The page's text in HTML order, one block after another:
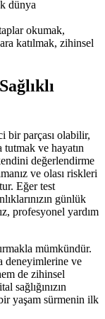
dünya
okumak,
katılmak, zihinsel
bir parçası olabilir,
ve hayatın
değerlendirme
ve olası riskleri
Eğer test
günlük
profesyonel yardım
mümkündür.
deneyimlerine ve
de zihinsel
sağlığınızın
yaşam sürmenin ilk